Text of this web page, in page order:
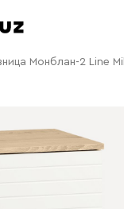
Монблан-2 Line